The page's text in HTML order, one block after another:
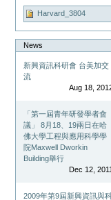
Harvard_3804
News
新興資訊科研會 台美加交
流
Aug 18,
「第一屆青年研發學者會
議」 8月18、19兩日在哈
佛大學工程與應用科學學
院Maxwell Dworkin
Building舉行
Dec 12, 2011
2009年第9屆新興資訊與